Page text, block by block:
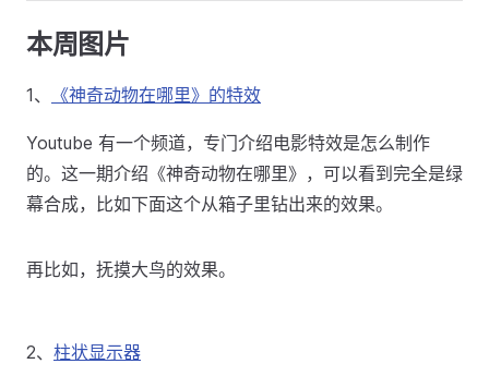
本周图片
1、 《神奇动物在哪里》的特效
Youtube 有一个频道，专门介绍电影特效是怎么制作
的。这一期介绍《神奇动物在哪里》，可以看到完全是绿
幕合成，比如下面这个从箱子里钻出来的效果。
再比如，抚摸大鸟的效果。
2、 柱状显示器